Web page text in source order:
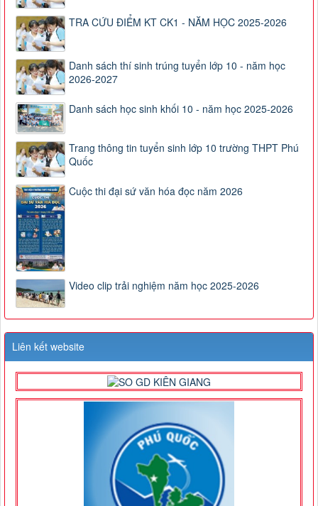
TRA CỨU ĐIỂM KT CK1 - NĂM HỌC 2025-2026
Danh sách thí sinh trúng tuyển lớp 10 - năm học
2026-2027
Danh sách học sinh khối 10 - năm học 2025-2026
Trang thông tin tuyển sinh lớp 10 trường THPT Phú
Quốc
Cuộc thi đại sứ văn hóa đọc năm 2026
Video clip trải nghiệm năm học 2025-2026
Liên kết website